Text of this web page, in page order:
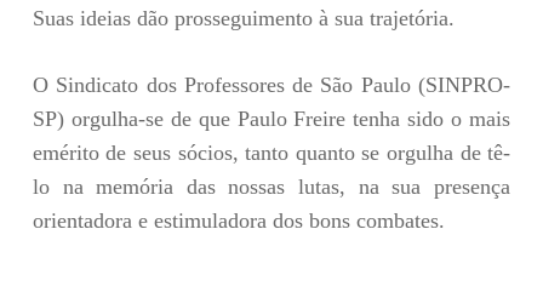
Suas ideias dão prosseguimento à sua trajetória.
O Sindicato dos Professores de São Paulo (SINPRO-
SP) orgulha-se de que Paulo Freire tenha sido o mais
emérito de seus sócios, tanto quanto se orgulha de tê-
lo na memória das nossas lutas, na sua presença
orientadora e estimuladora dos bons combates.